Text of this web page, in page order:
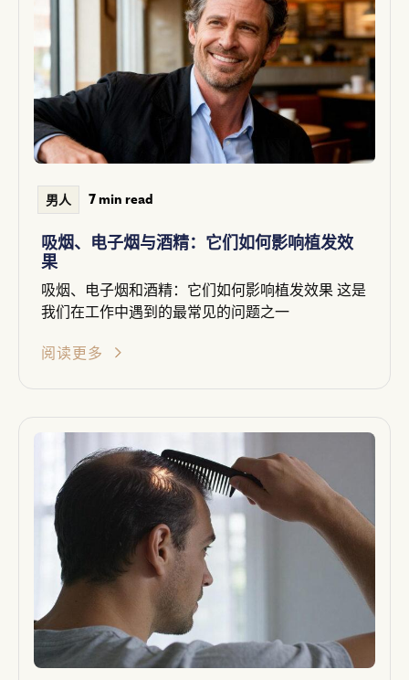
男人 7 min read
吸烟、电子烟与酒精：它们如何影响植发效
果
吸烟、电子烟和酒精：它们如何影响植发效果 这是
我们在工作中遇到的最常见的问题之一
阅读更多